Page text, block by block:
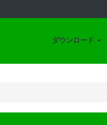
ダウンロード